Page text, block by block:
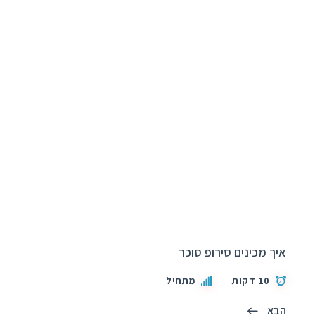
איך מכינים סירופ סוכר
10 דקות מתחיל
הבא